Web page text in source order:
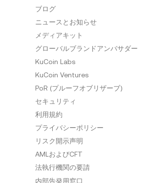
ブログ
ニュースとお知らせ
メディアキット
グローバルブランドアンバサダー
KuCoin Labs
KuCoin Ventures
PoR (プルーフオブリザーブ)
セキュリティ
利用規約
プライバシーポリシー
リスク開示声明
AMLおよびCFT
法執行機関の要請
内部告発用窓口